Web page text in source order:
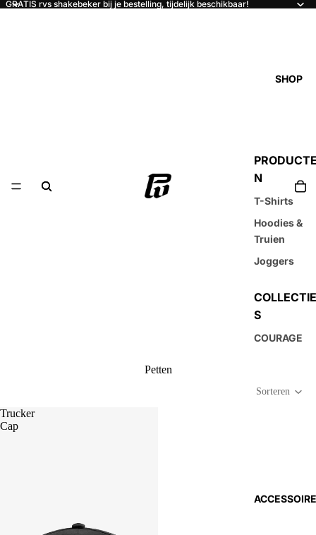
GRATIS rvs shakebeker bij je bestelling, tijdelijk beschikbaar!
SHOP
N
T-Shirts
Hoodies &
Truien
Joggers
COLLECTIE
S
COURAGE
Petten
Sorteren
Trucker
Cap